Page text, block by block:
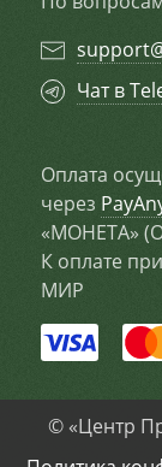
Чат в
Оплата
через
«МОНЕТА»
К оплате
МИР
© «Центр